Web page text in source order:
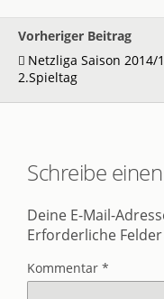
Vorheriger Beitrag
Netzliga Saison 2014/
2.Spieltag
Schreibe
Deine E-Mail-
Erforderliche
Kommentar *